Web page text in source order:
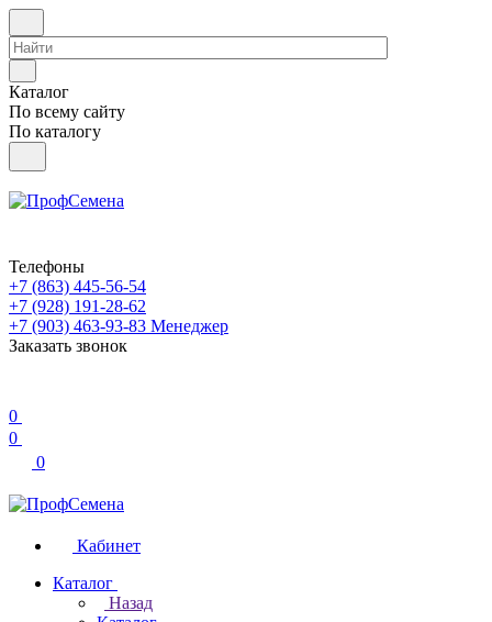
Каталог
По всему сайту
По каталогу
Телефоны
+7 (863) 445-56-54
+7 (928) 191-28-62
+7 (903) 463-93-83 Менеджер
Заказать звонок
0
0
0
Кабинет
Каталог
Назад